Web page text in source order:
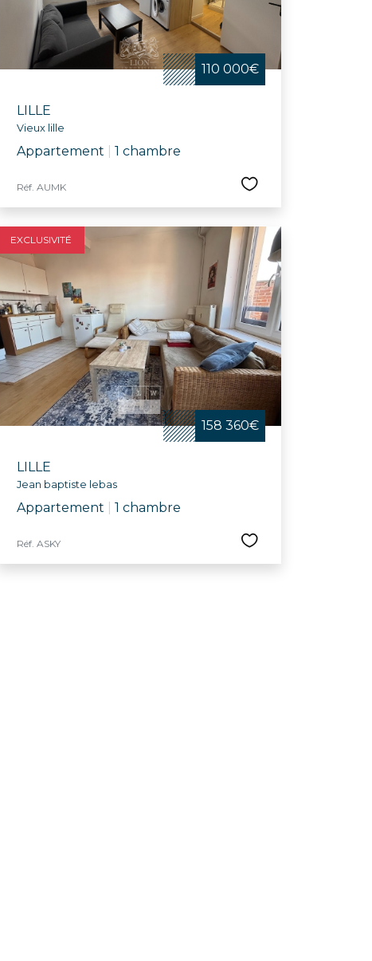
une maison à vendre dans une ville
110 000€
LILLE
Vieux lille
Appartement 1 chambre
Réf. AUMK
EXCLUSIVITÉ
158 360€
LILLE
Jean baptiste lebas
Appartement 1 chambre
Réf. ASKY